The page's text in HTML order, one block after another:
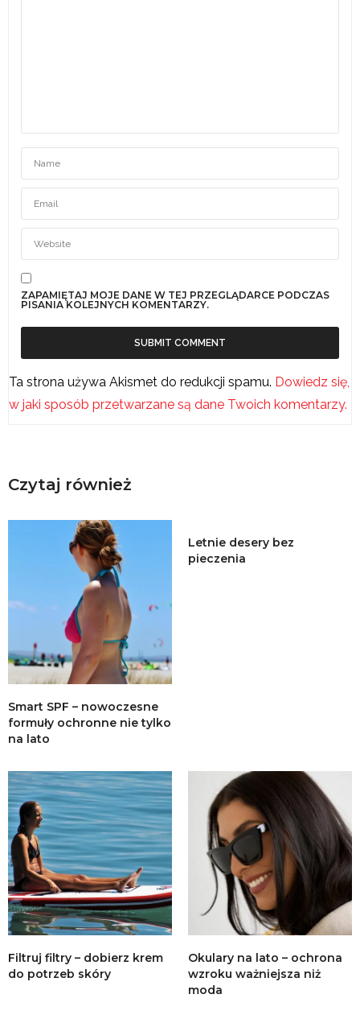
ZAPAMIĘTAJ MOJE DANE W TEJ PRZEGLĄDARCE PODCZAS
PISANIA KOLEJNYCH KOMENTARZY.
Ta strona używa Akismet do redukcji spamu. Dowiedz się,
w jaki sposób przetwarzane są dane Twoich komentarzy.
Czytaj również
Smart SPF – nowoczesne
formuły ochronne nie tylko
na lato
Letnie desery bez
pieczenia
Filtruj filtry – dobierz krem
do potrzeb skóry
Okulary na lato – ochrona
wzroku ważniejsza niż
moda